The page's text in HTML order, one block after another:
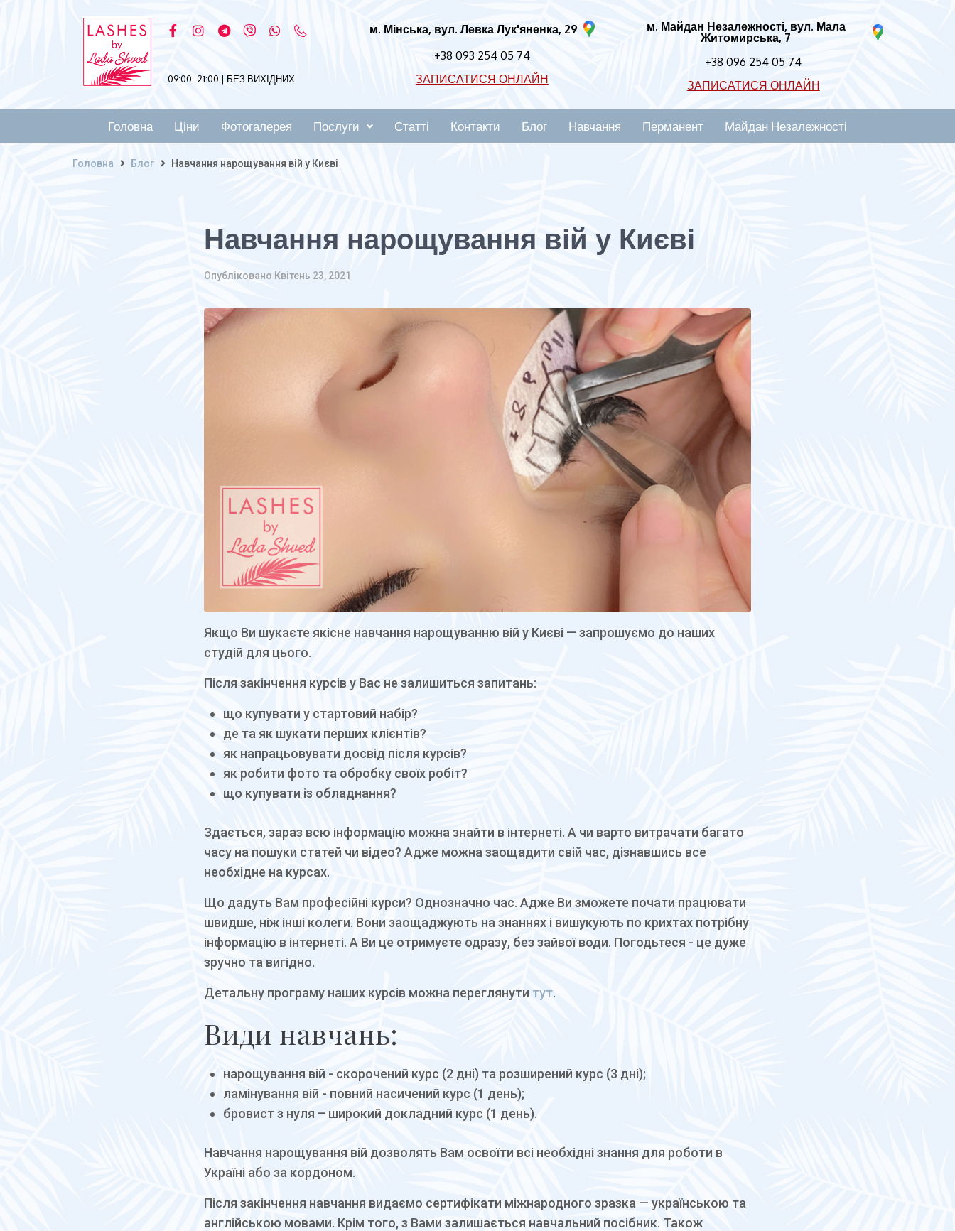
09:00–21:00 | БЕЗ ВИХІДНИХ
м. Мінська, вул. Левка Лук'яненка, 29
+38 093 254 05 74
ЗАПИСАТИСЯ ОНЛАЙН
м. Майдан Незалежності, вул. Мала
Житомирська, 7
+38 096 254 05 74
ЗАПИСАТИСЯ ОНЛАЙН
Головна Ціни Фотогалерея Послуги Статті Контакти Блог Навчання Перманент Майдан Незалежності
Головна Блог Навчання нарощування вій у Києві
Навчання нарощування вій у Києві
Опубліковано Квітень 23, 2021
Якщо Ви шукаєте якісне навчання нарощуванню вій у Києві — запрошуємо до наших
студій для цього.
Після закінчення курсів у Вас не залишиться запитань:
що купувати у стартовий набір?
де та як шукати перших клієнтів?
як напрацьовувати досвід після курсів?
як робити фото та обробку своїх робіт?
що купувати із обладнання?
Здається, зараз всю інформацію можна знайти в інтернеті. А чи варто витрачати багато
часу на пошуки статей чи відео? Адже можна заощадити свій час, дізнавшись все
необхідне на курсах.
Що дадуть Вам професійні курси? Однозначно час. Адже Ви зможете почати працювати
швидше, ніж інші колеги. Вони заощаджують на знаннях і вишукують по крихтах потрібну
інформацію в інтернеті. А Ви це отримуєте одразу, без зайвої води. Погодьтеся - це дуже
зручно та вигідно.
Детальну програму наших курсів можна переглянути тут.
Види навчань:
нарощування вій - скорочений курс (2 дні) та розширений курс (3 дні);
ламінування вій - повний насичений курс (1 день);
бровист з нуля – широкий докладний курс (1 день).
Навчання нарощування вій дозволять Вам освоїти всі необхідні знання для роботи в
Україні або за кордоном.
Після закінчення навчання видаємо сертифікати міжнародного зразка — українською та
англійською мовами. Крім того, з Вами залишається навчальний посібник. Також